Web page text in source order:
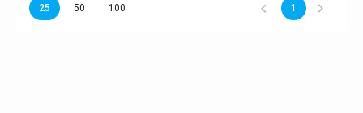
25 50 100 1